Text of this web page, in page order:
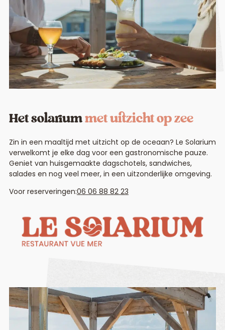
Het solarium met uitzicht op zee
Zin in een maaltijd met uitzicht op de oceaan? Le Solarium
verwelkomt je elke dag voor een gastronomische pauze.
Geniet van huisgemaakte dagschotels, sandwiches,
salades en nog veel meer, in een uitzonderlijke omgeving.
Voor reserveringen:06 06 88 82 23